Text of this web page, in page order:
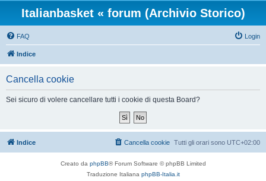
Italianbasket « forum (Archivio Storico)
FAQ Login
Indice
Cancella cookie
Sei sicuro di volere cancellare tutti i cookie di questa Board?
Indice Tutti gli orari sono UTC+02:00
Cancella cookie
Creato da phpBB® Forum Software © phpBB Limited
Traduzione Italiana phpBB-Italia.it